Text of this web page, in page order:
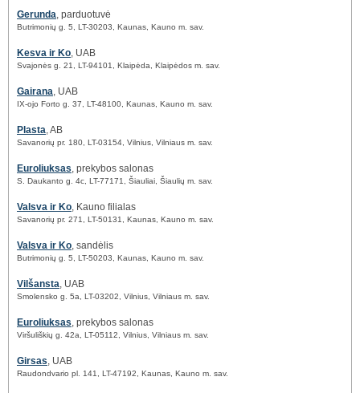
Gerunda, parduotuvė
Butrimonių g. 5, LT-30203, Kaunas, Kauno m. sav.
Kesva ir Ko, UAB
Svajonės g. 21, LT-94101, Klaipėda, Klaipėdos m. sav.
Gairana, UAB
IX-ojo Forto g. 37, LT-48100, Kaunas, Kauno m. sav.
Plasta, AB
Savanorių pr. 180, LT-03154, Vilnius, Vilniaus m. sav.
Euroliuksas, prekybos salonas
S. Daukanto g. 4c, LT-77171, Šiauliai, Šiaulių m. sav.
Valsva ir Ko, Kauno filialas
Savanorių pr. 271, LT-50131, Kaunas, Kauno m. sav.
Valsva ir Ko, sandėlis
Butrimonių g. 5, LT-50203, Kaunas, Kauno m. sav.
Vilšansta, UAB
Smolensko g. 5a, LT-03202, Vilnius, Vilniaus m. sav.
Euroliuksas, prekybos salonas
Viršuliškių g. 42a, LT-05112, Vilnius, Vilniaus m. sav.
Girsas, UAB
Raudondvario pl. 141, LT-47192, Kaunas, Kauno m. sav.